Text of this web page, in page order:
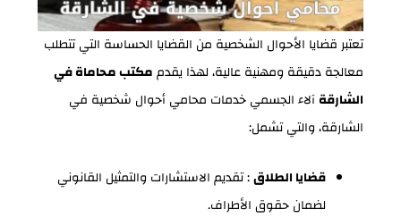
تعتبر قضايا الأحوال الشخصية من القضايا الحساسة التي تتطلب
معالجة دقيقة ومهنية عالية، لهذا يقدممكتب محاماة في
الشارقةآلاء الجسمي خدمات محامي أحوال شخصية في
الشارقة، والتي تشمل:
قضايا الطلاق: تقديم الاستشارات والتمثيل القانوني
لضمان حقوق الأطراف.